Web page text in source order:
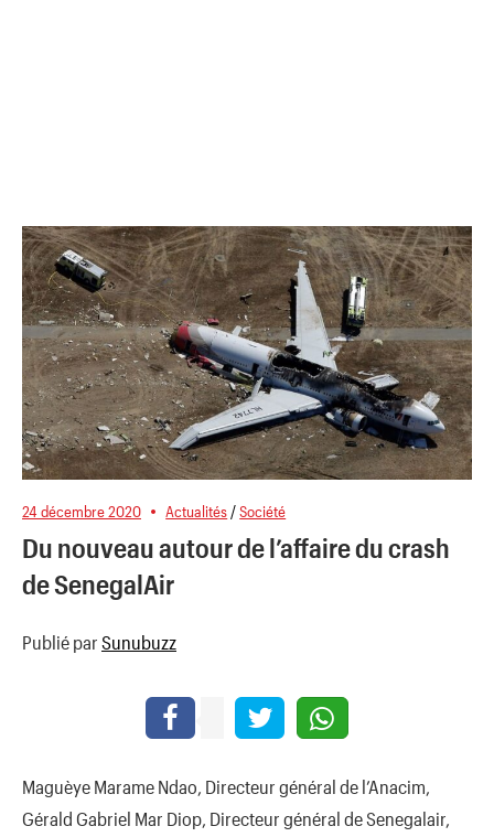
24 décembre 2020 Actualités /Société
Du nouveau autour de l’affaire du crash
de SenegalAir
Publié par Sunubuzz
Maguèye Marame Ndao, Directeur général de l’Anacim,
Gérald Gabriel Mar Diop, Directeur général de Senegalair,